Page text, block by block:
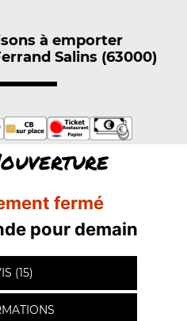
à emporter
Salins (63000)
fermé
pour demain
(15)